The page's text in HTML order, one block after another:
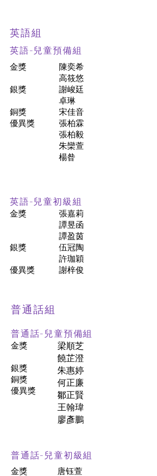
英語組
英語-兒童預備組
金獎
銀獎
銅獎
優異獎
陳奕希
高筱悠
謝峻廷
卓琳
宋佳音
張柏霖
張柏毅
朱欒萱
楊昝
英語-兒童初級組
金獎
銀獎
優異獎
張嘉莉
譚昱函
譚盈茵
伍冠陶
許珈穎
謝梓俊
普通話組
普通話-兒童預備組
金獎
銀獎
銅獎
優異獎
梁順芝
饒芷澄
朱惠婷
何正廉
鄒正賢
王翰瑋
廖彥鵬
普通話-兒童初級組
金獎
唐钰萱